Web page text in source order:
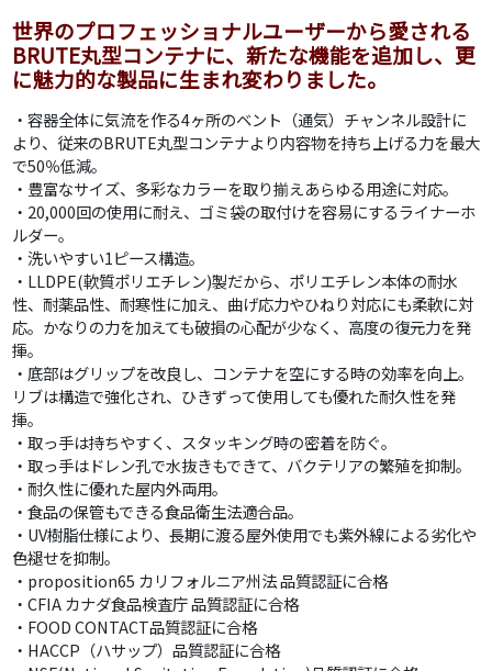
世界のプロフェッショナルユーザーから愛される
BRUTE丸型コンテナに、新たな機能を追加し、更
に魅力的な製品に生まれ変わりました。
・容器全体に気流を作る4ヶ所のベント（通気）チャンネル設計に
より、従来のBRUTE丸型コンテナより内容物を持ち上げる力を最大
で50％低減。
・豊富なサイズ、多彩なカラーを取り揃えあらゆる用途に対応。
・20,000回の使用に耐え、ゴミ袋の取付けを容易にするライナーホ
ルダー。
・洗いやすい1ピース構造。
・LLDPE(軟質ポリエチレン)製だから、ポリエチレン本体の耐水
性、耐薬品性、耐寒性に加え、曲げ応力やひねり対応にも柔軟に対
応。かなりの力を加えても破損の心配が少なく、高度の復元力を発
揮。
・底部はグリップを改良し、コンテナを空にする時の効率を向上。
リブは構造で強化され、ひきずって使用しても優れた耐久性を発
揮。
・取っ手は持ちやすく、スタッキング時の密着を防ぐ。
・取っ手はドレン孔で水抜きもできて、バクテリアの繁殖を抑制。
・耐久性に優れた屋内外両用。
・食品の保管もできる食品衛生法適合品。
・UV樹脂仕様により、長期に渡る屋外使用でも紫外線による劣化や
色褪せを抑制。
・proposition65 カリフォルニア州法 品質認証に合格
・CFIA カナダ食品検査庁 品質認証に合格
・FOOD CONTACT品質認証に合格
・HACCP（ハサップ）品質認証に合格